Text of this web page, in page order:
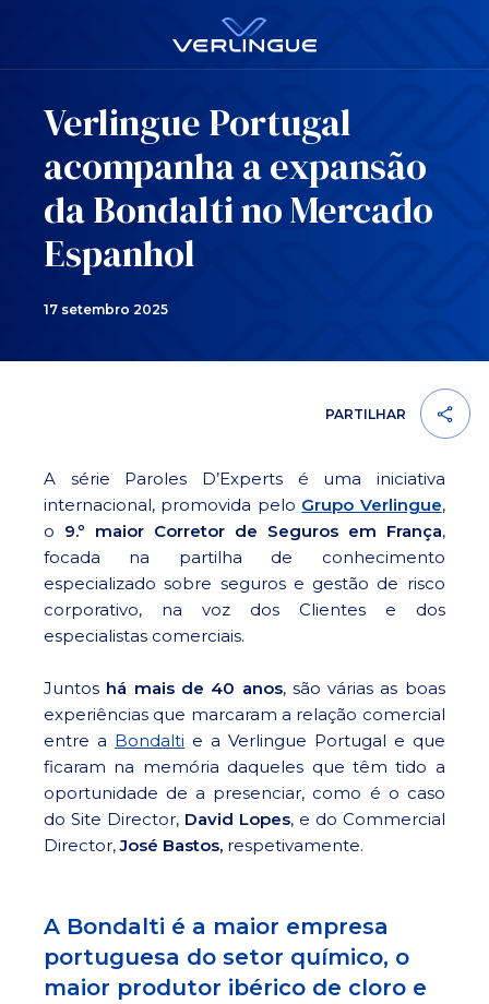
Verlingue Portugal
acompanha a expansão
da Bondalti no Mercado
Espanhol
17 setembro 2025
PARTILHAR
A série Paroles D’Experts é uma iniciativa
internacional, promovida pelo Grupo Verlingue,
o 9.º maior Corretor de Seguros em França,
focada na partilha de conhecimento
especializado sobre seguros e gestão de risco
corporativo, na voz dos Clientes e dos
especialistas comerciais.
Juntos há mais de 40 anos, são várias as boas
experiências que marcaram a relação comercial
entre a Bondalti e a Verlingue Portugal e que
ficaram na memória daqueles que têm tido a
oportunidade de a presenciar, como é o caso
do Site Director, David Lopes, e do Commercial
Director,José Bastos, respetivamente.
A Bondalti é a maior empresa
portuguesa do setor químico, o
maior produtor ibérico de cloro e